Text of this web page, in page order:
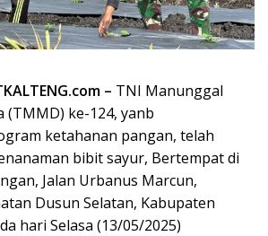
– TNI Manunggal
(TMMD) ke-124, yanb
ketahanan pangan, telah
bibit sayur, Bertempat di
Jalan Urbanus Marcun,
Dusun Selatan, Kabupaten
hari Selasa (13/05/2025)